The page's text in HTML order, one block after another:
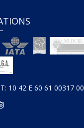
10 42 E 60 61 00317 00